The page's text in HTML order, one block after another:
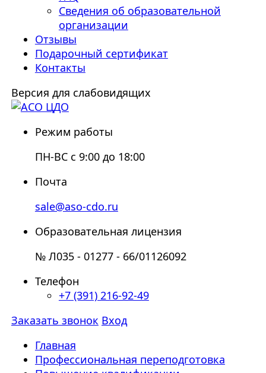
Сведения об образовательной
организации
Отзывы
Подарочный сертификат
Контакты
Версия для слабовидящих
Режим работы
ПН-ВС с 9:00 до 18:00
Почта
sale@aso-cdo.ru
Образовательная лицензия
№ Л035 - 01277 - 66/01126092
Телефон
+7 (391) 216-92-49
Заказать звонок Вход
Главная
Профессиональная переподготовка